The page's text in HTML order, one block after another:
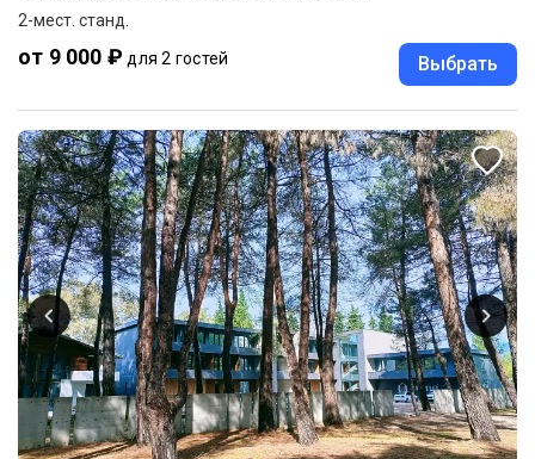
2-мест. станд.
от 9 000 ₽ для 2 гостей Выбрать